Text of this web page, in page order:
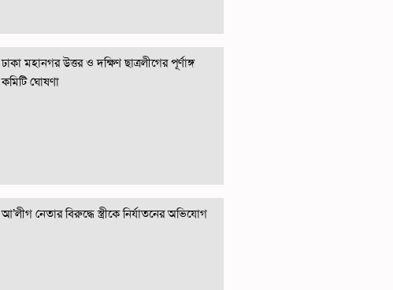
ঢাকা মহানগর উত্তর ও দক্ষিণ ছাত্রলীগের পূর্ণাঙ্গ
কমিটি ঘোষণা
আ’লীগ নেতার বিরুদ্ধে স্ত্রীকে নির্যাতনের অভিযোগ